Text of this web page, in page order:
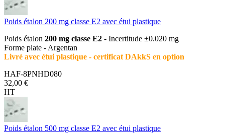
Poids étalon 200 mg classe E2 avec étui plastique
Poids étalon 200 mg classe E2 - Incertitude ±0.020 mg
Forme plate - Argentan
Livré avec étui plastique - certificat DAkkS en option
HAF-8PNHD080
32,00 €
HT
Poids étalon 500 mg classe E2 avec étui plastique